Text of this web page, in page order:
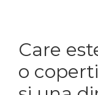
Care
o